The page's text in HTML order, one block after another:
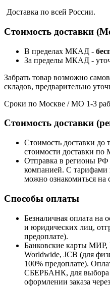
Доставка по всей России.
Стоимость доставки
В пределах МКАД -
За пределы МКАД -
Забрать товар возможно
складов, предварительно
Сроки по Москве / МО 1-3
Стоимость доставки
Стоимость доставки до
стоимости доставки по
Отправка в регионы РФ
компанией. С тарифами
можно ознакомиться на
Способы оплаты
Безналичная оплата на
и юридических лиц,
предоплате).
Банковские карты МИР,
Worldwide, JCB (для
100% предоплате).
СБЕРБАНК, для выбора
оформлении заказа